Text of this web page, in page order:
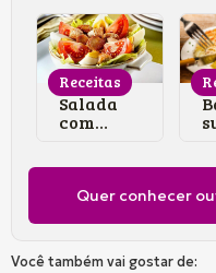
Receitas
Salada
composta
Quer conhecer
Você também vai gostar de: